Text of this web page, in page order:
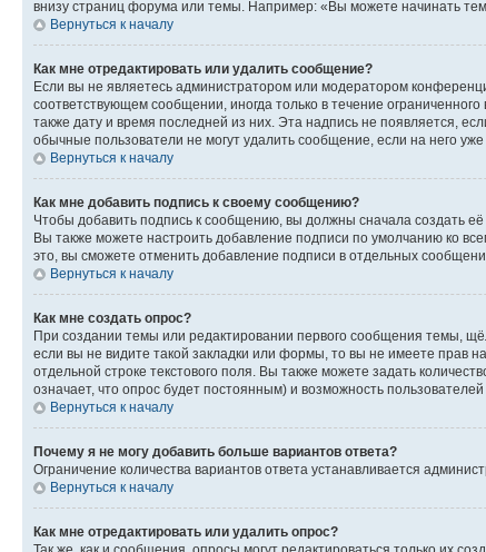
внизу страниц форума или темы. Например: «Вы можете начинать
Вернуться к началу
Как мне отредактировать или удалить сообщение?
Если вы не являетесь администратором или модератором
соответствующем сообщении, иногда только в течение
также дату и время последней из них. Эта надпись не появляется,
обычные пользователи не могут удалить сообщение, если на него уже
Вернуться к началу
Как мне добавить подпись к своему сообщению?
Чтобы добавить подпись к сообщению, вы должны сначала создать
Вы также можете настроить добавление подписи по умолчанию ко
это, вы сможете отменить добавление подписи в отдельных
Вернуться к началу
Как мне создать опрос?
При создании темы или редактировании первого сообщения темы,
если вы не видите такой закладки или формы, то вы не имеете прав
отдельной строке текстового поля. Вы также можете задать
означает, что опрос будет постоянным) и возможность
Вернуться к началу
Почему я не могу добавить больше вариантов ответа?
Ограничение количества вариантов ответа устанавливается
Вернуться к началу
Как мне отредактировать или удалить опрос?